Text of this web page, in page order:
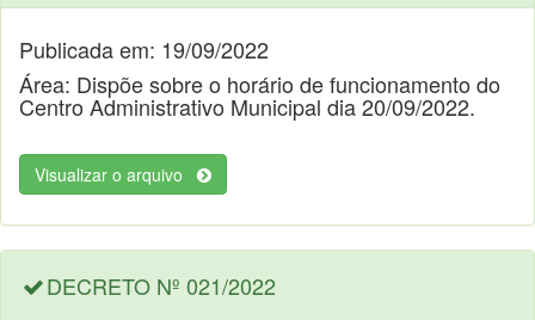
Publicada em: 19/09/2022
Área: Dispõe sobre o horário de funcionamento do
Centro Administrativo Municipal dia 20/09/2022.
Visualizar o arquivo
DECRETO Nº 021/2022